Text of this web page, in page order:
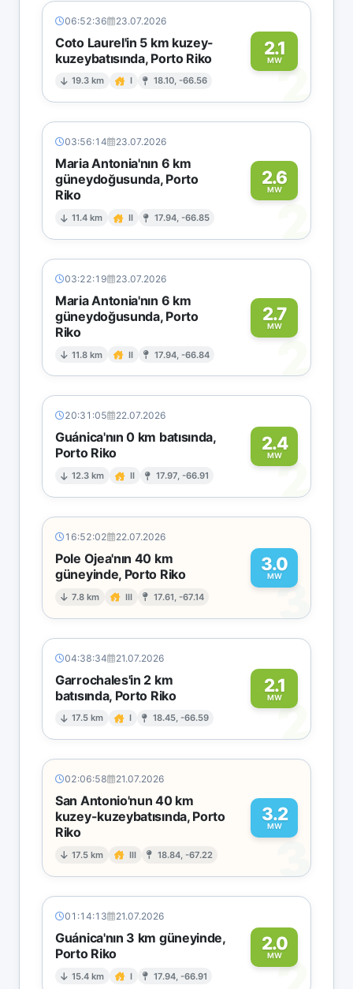
06:52:36 23.07.2026
Coto Laurel'in 5 km kuzey-
kuzeybatısında, Porto Riko
19.3 km I 18.10, -66.56
2.1
MW2
03:56:14 23.07.2026
Maria Antonia'nın 6 km
güneydoğusunda, Porto
Riko
11.4 km II 17.94, -66.85
2.6
MW
2
03:22:19 23.07.2026
Maria Antonia'nın 6 km
güneydoğusunda, Porto
Riko
11.8 km II 17.94, -66.84
2.7
MW
2
20:31:05 22.07.2026
Guánica'nın 0 km batısında,
Porto Riko
12.3 km II 17.97, -66.91
2.4
MW2
16:52:02 22.07.2026
Pole Ojea'nın 40 km
güneyinde, Porto Riko
7.8 km III 17.61, -67.14
3.0
MW
3
04:38:34 21.07.2026
Garrochales'in 2 km
batısında, Porto Riko
17.5 km I 18.45, -66.59
2.1
MW2
02:06:58 21.07.2026
San Antonio'nun 40 km
kuzey-kuzeybatısında, Porto
Riko
17.5 km III 18.84, -67.22
3.2
MW
3
01:14:13 21.07.2026
Guánica'nın 3 km güneyinde,
Porto Riko
15.4 km I 17.94, -66.91
2.0
MW